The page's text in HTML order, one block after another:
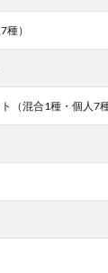
）
（混合1種・個人7種